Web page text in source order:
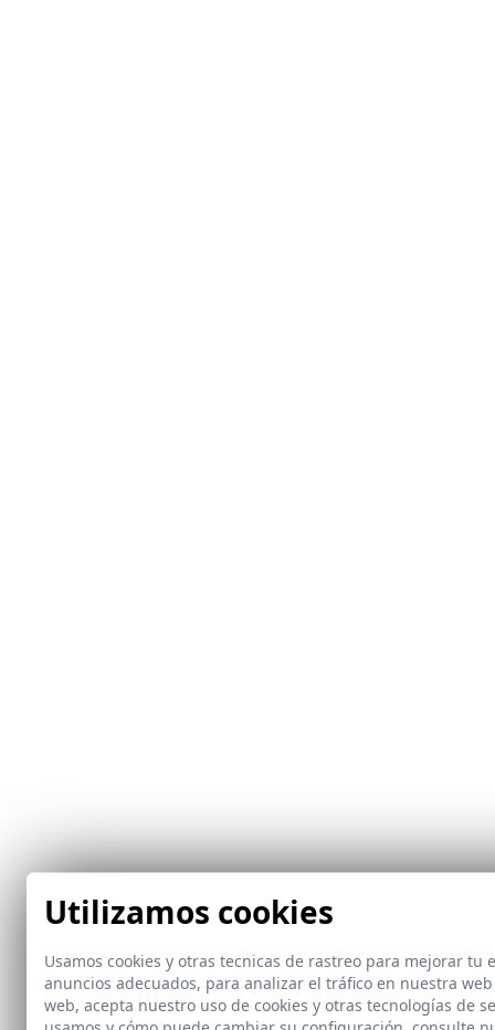
Utilizamos cookies
Usamos cookies y otras tecnicas de rastreo para mejorar
anuncios adecuados, para analizar el tráfico en nuestra
web, acepta nuestro uso de cookies y otras tecnologías de